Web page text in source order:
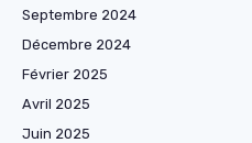
Septembre 2024
Décembre 2024
Février 2025
Avril 2025
Juin 2025